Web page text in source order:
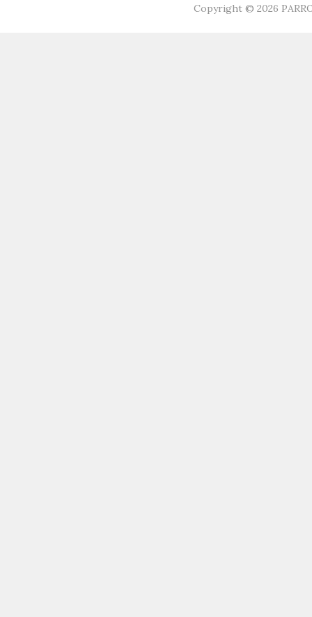
Copyright ©2026